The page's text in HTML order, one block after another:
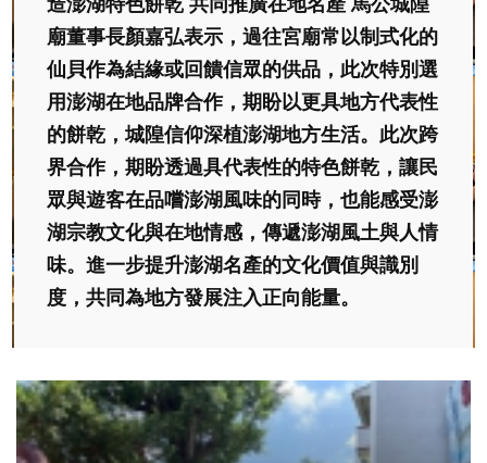
造澎湖特色餅乾 共同推廣在地名產 馬公城隍
廟董事長顏嘉弘表示，過往宮廟常以制式化的
仙貝作為結緣或回饋信眾的供品，此次特別選
用澎湖在地品牌合作，期盼以更具地方代表性
的餅乾，城隍信仰深植澎湖地方生活。此次跨
界合作，期盼透過具代表性的特色餅乾，讓民
眾與遊客在品嚐澎湖風味的同時，也能感受澎
湖宗教文化與在地情感，傳遞澎湖風土與人情
味。進一步提升澎湖名產的文化價值與識別
度，共同為地方發展注入正向能量。